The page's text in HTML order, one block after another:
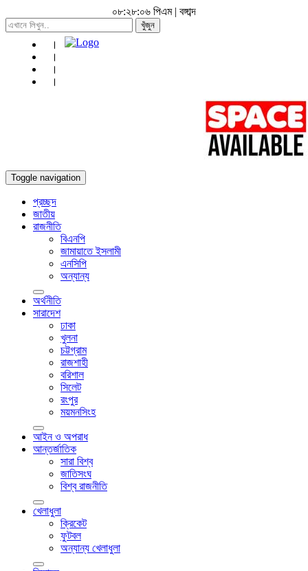
০৮:২৮:০৭ পিএম| বঙ্গাব্দ
খুঁজুন
Toggle navigation
প্রচ্ছদ
জাতীয়
রাজনীতি
বিএনপি
জামায়াতে ইসলামী
এনসিপি
অন্যান্য
অর্থনীতি
সারাদেশ
ঢাকা
খুলনা
চট্টগ্রাম
রাজশাহী
বরিশাল
সিলেট
রংপুর
ময়মনসিংহ
আইন ও অপরাধ
আন্তর্জাতিক
সারা বিশ্ব
জাতিসংঘ
বিশ্ব রাজনীতি
খেলাধুলা
ক্রিকেট
ফুটবল
অন্যান্য খেলাধুলা